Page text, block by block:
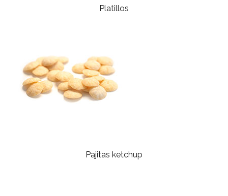
Platillos
Pajitas ketchup